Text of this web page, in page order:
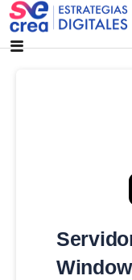
Saltar
contenido
SeCrea
AGENCIA DE MARKETING DIGITAL